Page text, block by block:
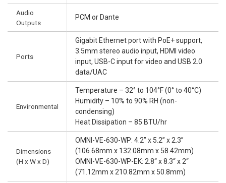
Audio
Outputs
PCM or Dante
Ports
Gigabit Ethernet port with PoE+ support,
3.5mm stereo audio input, HDMI video
input, USB-C input for video and USB 2.0
data/UAC
Environmental
Temperature – 32° to 104°F (0° to 40°C)
Humidity – 10% to 90% RH (non-
condensing)
Heat Dissipation – 85 BTU/hr
Dimensions
(H x W x D)
OMNI-VE-630-WP: 4.2” x 5.2” x 2.3”
(106.68mm x 132.08mm x 58.42mm)
OMNI-VE-630-WP-EK: 2.8“ x 8.3“ x 2“
(71.12mm x 210.82mm x 50.8mm)